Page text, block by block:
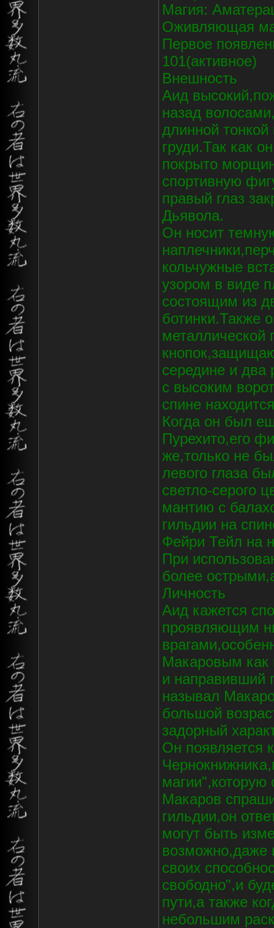
Магия:
Оживляющая
Первое
101(активное)
Внешность
Аид
назад
длинной
груди.Так как
покрыто
спортивную
правый глаз
Дьявола.
Он носит
кольчужные
узором в виде
состоящим из
ботинки.Также
середине и два
с высоким
спине
Когда он был
Пурехито,его
же,только не
левого глаза
светло-серого
мантию с
гильдии на
Фейри Тейл на
При
более
Личность
Аид кажется
проявляющим
Макаровым как
и направивший
называл
большой
задорный
Он появляется
Макаров
гильдии,он
могут быть
возможно,даже
своих
свободно",и
пути,а также
небольшим